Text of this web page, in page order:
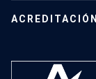
ACREDITACIÓN